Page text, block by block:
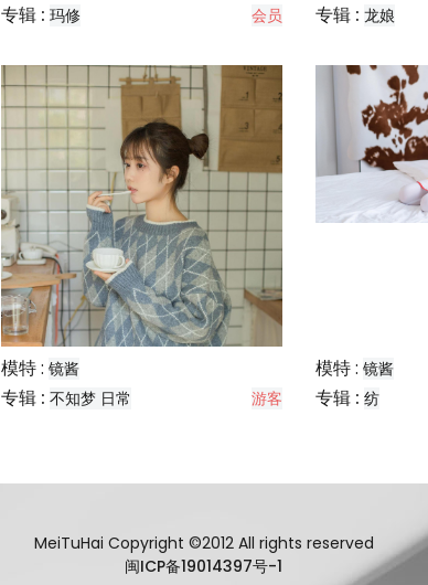
专辑 : 玛修 会员 专辑 : 龙娘
模特 : 镜酱
专辑 : 不知梦 日常 游客
模特 : 镜酱
专辑 : 纺
MeiTuHai Copyright ©2012 All rights reserved
闽ICP备19014397号-1